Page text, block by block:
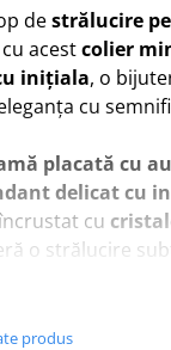
destrălucire
acestcolier
inițiala, o
cu
placată cu
delicat cu
cu
o strălucire
lucrat cu
fin, iar
produs